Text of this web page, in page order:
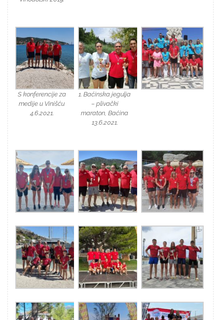
S konferencije za
medije u Vinišću
4.6.2021.
1. Baćinska jegulja
– plivački
maraton, Baćina
13.6.2021.